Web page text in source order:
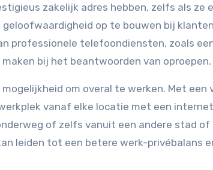
zakelijk adres hebben, zelfs als ze
op te bouwen bij
professionele telefoondiensten, zoals
bij het beantwoorden van oproepen.
om overal te werken. Met
vanaf elke locatie met een
of zelfs vanuit een andere stad of
leiden tot een betere werk-privébalans